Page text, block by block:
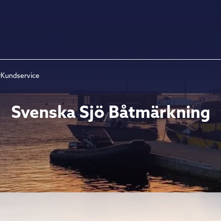
Kundservice
Svenska Sjö Båtmärkning